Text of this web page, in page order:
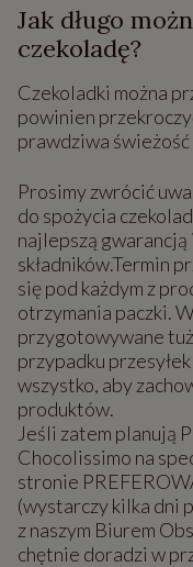
Jak długo
czekoladę?
Czekoladki można
powinien
prawdziwa
Prosimy zwrócić
do spożycia
najlepszą gwarancją
składników.Termin
się pod każdym z
otrzymania paczki.
przygotowywane
przypadku
wszystko, aby
produktów.
Jeśli zatem planują
Chocolissimo na
stronie
(wystarczy kilka dni
z naszym Biurem
chętnie doradzi w